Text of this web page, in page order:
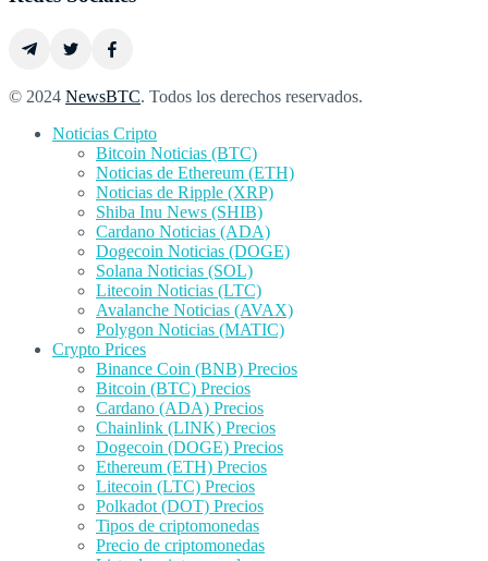
© 2024 NewsBTC. Todos los derechos reservados.
Noticias Cripto
Bitcoin Noticias (BTC)
Noticias de Ethereum (ETH)
Noticias de Ripple (XRP)
Shiba Inu News (SHIB)
Cardano Noticias (ADA)
Dogecoin Noticias (DOGE)
Solana Noticias (SOL)
Litecoin Noticias (LTC)
Avalanche Noticias (AVAX)
Polygon Noticias (MATIC)
Crypto Prices
Binance Coin (BNB) Precios
Bitcoin (BTC) Precios
Cardano (ADA) Precios
Chainlink (LINK) Precios
Dogecoin (DOGE) Precios
Ethereum (ETH) Precios
Litecoin (LTC) Precios
Polkadot (DOT) Precios
Tipos de criptomonedas
Precio de criptomonedas